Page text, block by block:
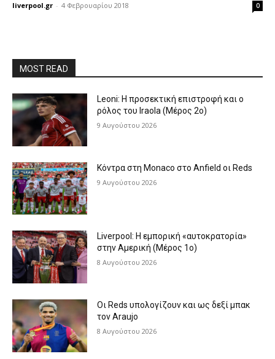
liverpool.gr - 4 Φεβρουαρίου 2018 0
MOST READ
Leoni: Η προσεκτική επιστροφή και ο
ρόλος του Iraola (Μέρος 2ο)
9 Αυγούστου 2026
Κόντρα στη Monaco στο Anfield οι Reds
9 Αυγούστου 2026
Liverpool: Η εμπορική «αυτοκρατορία»
στην Αμερική (Μέρος 1ο)
8 Αυγούστου 2026
Οι Reds υπολογίζουν και ως δεξί μπακ
τον Araujo
8 Αυγούστου 2026